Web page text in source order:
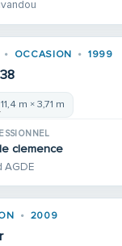
OCCASION 1999
11,4 m × 3,71 m
clemence
AGDE
2009